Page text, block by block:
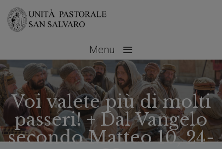
Menu ≡
Voi valete più di molti
passeri! + Dal Vangelo
secondo Matteo 10, 24-